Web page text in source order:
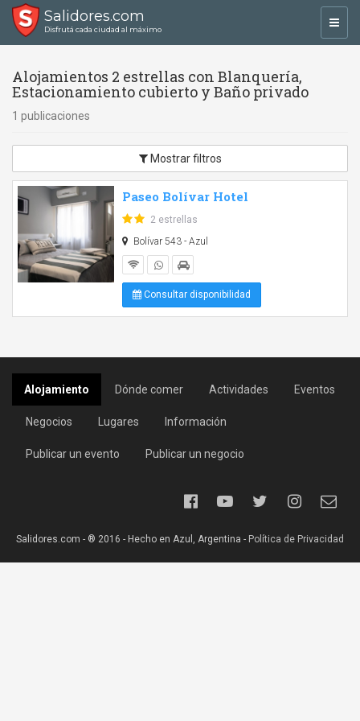
Salidores.com
Disfrutá cada ciudad al máximo
Alojamientos 2 estrellas con Blanquería,
Estacionamiento cubierto y Baño privado
1 publicaciones
Mostrar filtros
Paseo Bolívar Hotel
2 estrellas
Bolívar 543 - Azul
Consultar disponibilidad
Alojamiento Dónde comer Actividades Eventos
Negocios Lugares Información
Publicar un evento Publicar un negocio
Salidores.com - ® 2016 - Hecho en Azul, Argentina - Política de Privacidad